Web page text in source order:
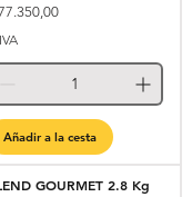
Añadir a la cesta
GOURMET 2.8 Kg